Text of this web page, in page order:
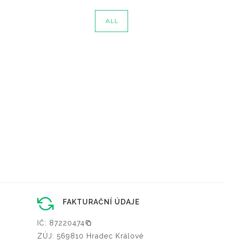
ALL
FAKTURAČNÍ ÚDAJE
IČ: 87220474
ZÚJ: 569810 Hradec Králové